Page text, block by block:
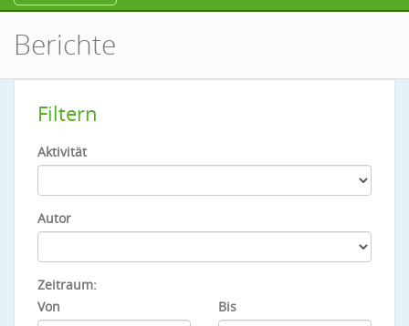
Berichte
Filtern
Aktivität
Autor
Zeitraum:
Von
Bis